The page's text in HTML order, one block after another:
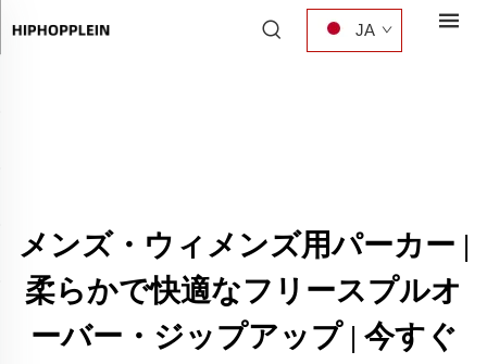
JA
メンズ・ウィメンズ用パーカー |
柔らかで快適なフリースプルオ
ーバー・ジップアップ | 今すぐ